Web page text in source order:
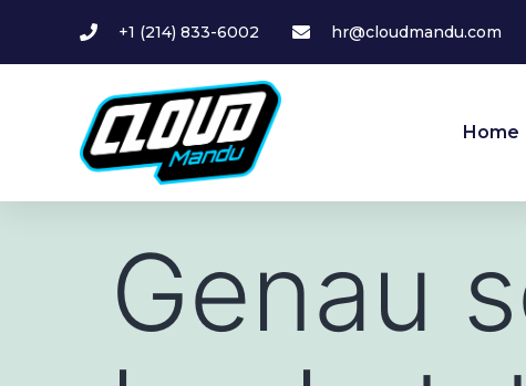
+1 (214) 833-6002 hr@cloudmandu.com
Home
Genau